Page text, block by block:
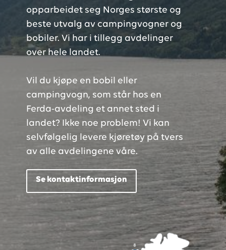
opparbeidet seg Norges største og
beste utvalg av campingvogner og
bobiler. Vi har i tillegg avdelinger
over hele landet.
Vil du kjøpe en bobil eller
campingvogn, som står hos en
Ferda-avdeling et annet sted i
landet? Ikke noe problem! Vi kan
selvfølgelig levere kjøretøy på tvers
av alle avdelingene våre.
Se kontaktinformasjon